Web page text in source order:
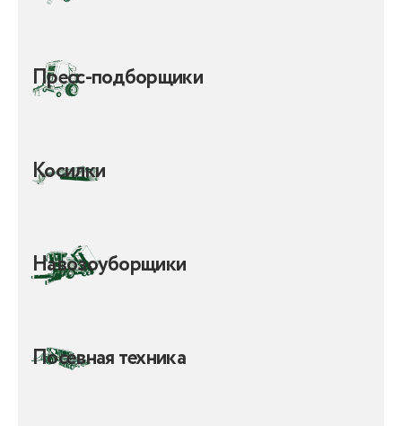
Пресс-подборщики
Косилки
Навозоуборщики
Посевная техника